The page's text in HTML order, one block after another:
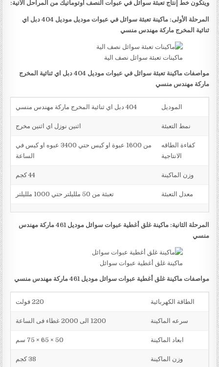
ويتكون خط إنتاج تعبئة سوائل في عبوات النصف أوتوماتيك من المراحل الآتية:
المرحلة الأولى: ماكينة تعبئة سوائل في عبوات موديل موديل 404 دبل اي
ثنائية المخرج ماركة مهندس منسي
ماكينات تعبئة سوائل نصف الية
مواصفات ماكينة تعبئة سوائل في عبوات موديل 404 دبل اي ثنائية المخرج
ماركة مهندس منسي
الموديل 404 دبل اي ثنائية المخرج ماركة مهندس منسي
نمط التعبئة اثنين نوزل اي اثنين مخرج
كفاءة الطاقه
الانتاجية
من 1600 عبوة او كيس حتي 3400 عبوه او كيس في
الساعة
وزن الماكينة 44 كجم
معدل التعبئة تعبئة من 50 ملليلتر حتي 1000 ملليلتر
المرحلة الثانية: ماكينة غلق أغطية عبوات سوائل موديل 461 ماركة مهندس
منسي
ماكينة غلق أغطية عبوات سوائل
مواصفات ماكينة غلق أغطية عبوات سوائل موديل 461 ماركة مهندس منسي
الطاقة الكهربائية 220 فولت
سرعه الماكينة 1200 الى 2000 غطاء فى الساعة
ابعاد الماكينة 50 × 65 × 75 سم
وزن الماكينة 38 كجم